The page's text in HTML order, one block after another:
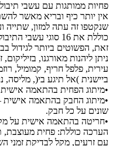
פחיות ממותגות עם עשבי תיבול
אין יותר כיף ובריא מאשר
שנקטפו זה עתה למזון, שתייה
כוללת את 16 סוגי עשבי התיבול האהובים ביותר ועם
זאת, הפשוטים ביותר לגידול
ניתן ליהנות מאורגנו,
עירית, פלפל חריף, קמומיל,
ביישנית )אל תיגע בי(, מליסה,
•מיתוג הפחית בהתאמה
•מיתוג החבק בהתאמה אישית
שונים על כל חבק.
•חריטה בהתאמה אישית על
הערכה כוללת: פחית
עם זרעים, מקל לבדיקת זמני